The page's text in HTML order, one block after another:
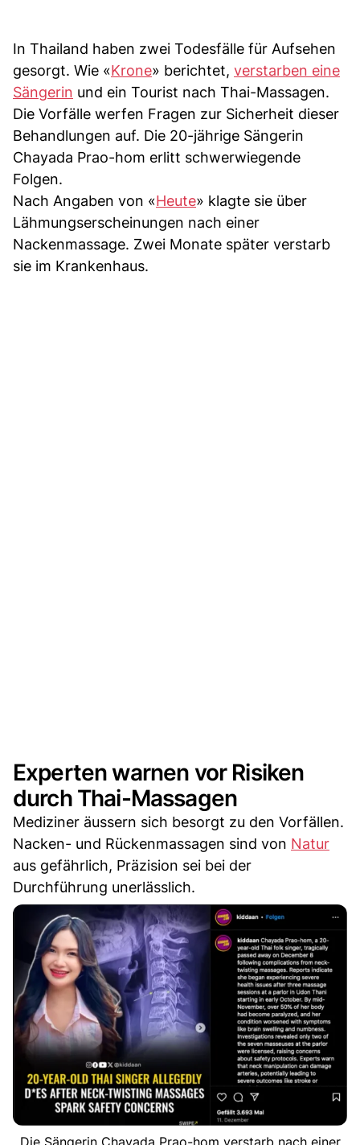
In Thailand haben zwei Todesfälle für Aufsehen
gesorgt. Wie «Krone» berichtet, verstarben eine
Sängerin und ein Tourist nach Thai-Massagen.
Die Vorfälle werfen Fragen zur Sicherheit dieser
Behandlungen auf. Die 20-jährige Sängerin
Chayada Prao-hom erlitt schwerwiegende
Folgen.
Nach Angaben von «Heute» klagte sie über
Lähmungserscheinungen nach einer
Nackenmassage. Zwei Monate später verstarb
sie im Krankenhaus.
Experten warnen vor Risiken
durch Thai-Massagen
Mediziner äussern sich besorgt zu den Vorfällen.
Nacken- und Rückenmassagen sind von Natur
aus gefährlich, Präzision sei bei der
Durchführung unerlässlich.
Die Sängerin Chayada Prao-hom verstarb nach einer